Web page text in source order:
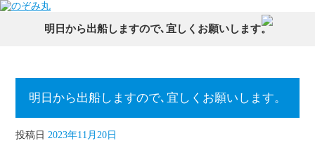
明日から出船しますので､宜しくお願いします。
明日から出船しますので､宜しくお願いします。
投稿日 2023年11月20日